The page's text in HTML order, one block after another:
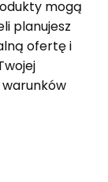
mogą
planujesz
ofertę i